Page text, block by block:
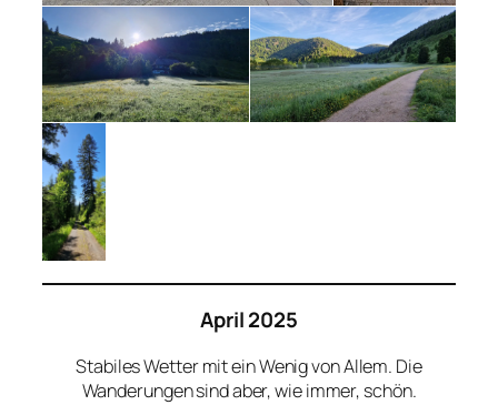
April 2025
Stabiles Wetter mit ein Wenig von Allem. Die
Wanderungen sind aber, wie immer, schön.